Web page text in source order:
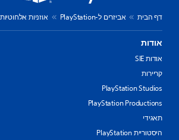
דף הבית אביזרים ל-PlayStation אוזניות אלחוטיות PULSE Elite™‎
אודות
אודות SIE
קריירות
PlayStation Studios
PlayStation Productions
תאגידי
היסטוריית PlayStation